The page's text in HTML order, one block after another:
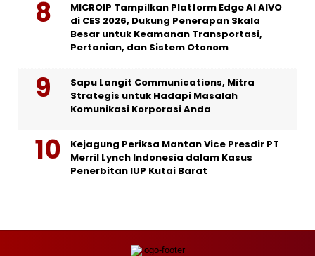
MICROIP Tampilkan Platform Edge AI AIVO
di CES 2026, Dukung Penerapan Skala
Besar untuk Keamanan Transportasi,
Pertanian, dan Sistem Otonom
Sapu Langit Communications, Mitra
Strategis untuk Hadapi Masalah
Komunikasi Korporasi Anda
Kejagung Periksa Mantan Vice Presdir PT
Merril Lynch Indonesia dalam Kasus
Penerbitan IUP Kutai Barat